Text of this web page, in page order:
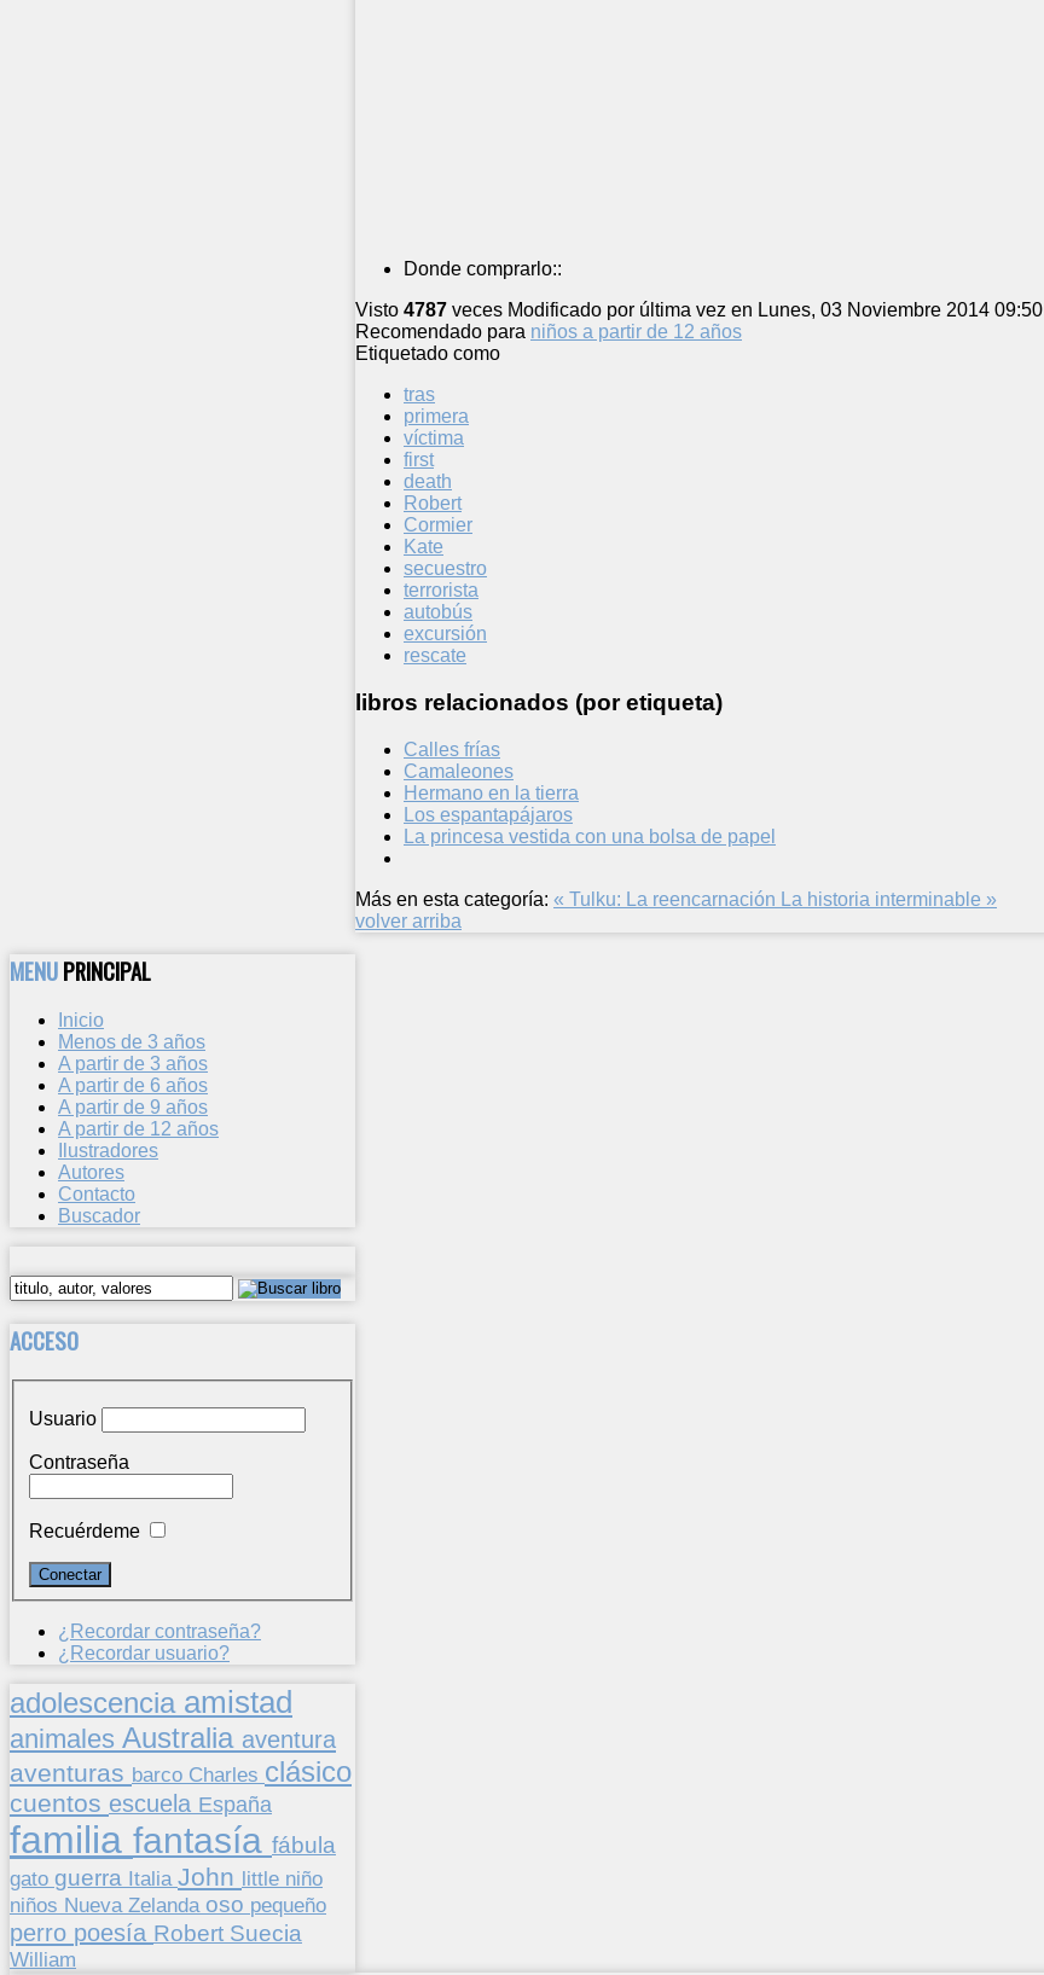
Donde comprarlo::
Visto 4787 veces Modificado por última vez en Lunes, 03 Noviembre 2014 09:50
Recomendado para niños a partir de 12 años
Etiquetado como
tras
primera
víctima
first
death
Robert
Cormier
Kate
secuestro
terrorista
autobús
excursión
rescate
libros relacionados (por etiqueta)
Calles frías
Camaleones
Hermano en la tierra
Los espantapájaros
La princesa vestida con una bolsa de papel
Más en esta categoría: « Tulku: La reencarnación La historia interminable »
volver arriba
MENUPRINCIPAL
Inicio
Menos de 3 años
A partir de 3 años
A partir de 6 años
A partir de 9 años
A partir de 12 años
Ilustradores
Autores
Contacto
Buscador
ACCESO
Usuario
Contraseña
Recuérdeme
¿Recordar contraseña?
¿Recordar usuario?
adolescencia amistad
animales Australia aventura
aventuras barco Charles clásico
cuentos escuela España
familia fantasía fábula
gato guerra Italia John little niño
niños Nueva Zelanda oso pequeño
perro poesía Robert Suecia
William